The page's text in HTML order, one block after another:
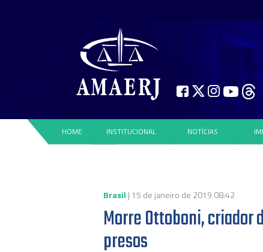
HOME INSTITUCIONAL NOTÍCIAS
Brasil | 15 de janeiro de 2019 08:42
Morre Ottoboni, criador
presos